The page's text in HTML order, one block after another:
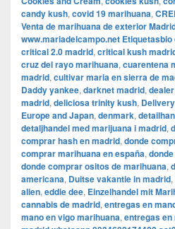
candy kush, covid 19 marihuana,
Venta de marihuana de exterior
www.mariadelcampo.net Etiquetasbio
critical 2.0 madrid, critical kush
cruz del rayo marihuana, cuarentena
madrid, cultivar maria en sierra de
Daddy yankee, darknet madrid,
madrid, deliciosa trinity kush,
Europe and Japan, denmark,
detaljhandel med marijuana i madrid,
comprar hash en madrid, donde
comprar marihuana en españa,
donde comprar ositos de marihuana,
americana, Duitse vakantie in madrid,
alien, eddie dee, Einzelhandel mit
cannabis de madrid, entregas en
mano en vigo marihuana, entregas en